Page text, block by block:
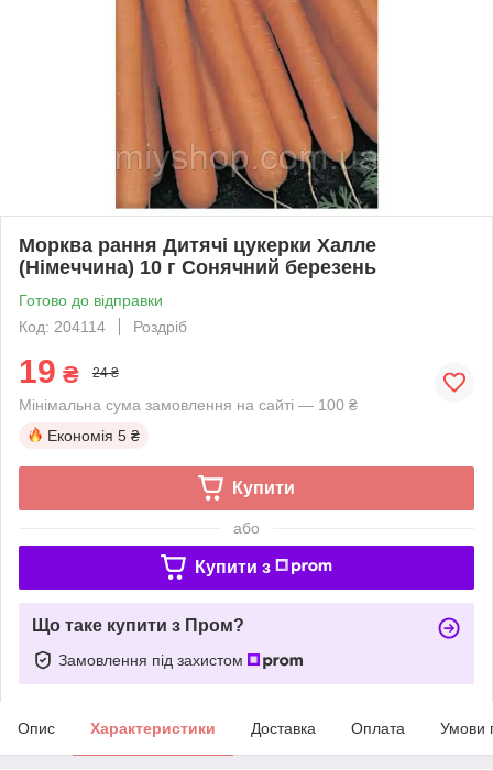
Морква рання Дитячі цукерки Халле
(Німеччина) 10 г Сонячний березень
Готово до відправки
Код: 204114
Роздріб
19 ₴ 24 ₴
Мінімальна сума замовлення на сайті — 100 ₴
Економія 5 ₴
Купити
або
Купити з
Що таке купити з Пром?
Замовлення під захистом
Опис Характеристики Доставка Оплата Умови